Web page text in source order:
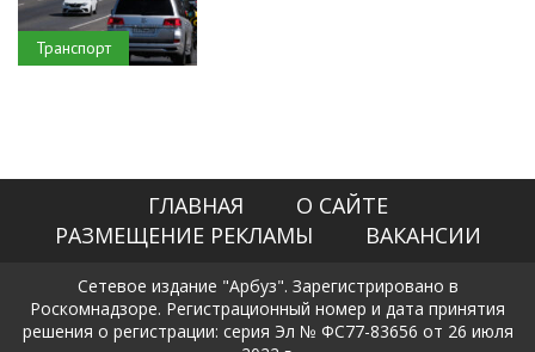
Транспорт
ГЛАВНАЯ
О САЙТЕ
РАЗМЕЩЕНИЕ РЕКЛАМЫ
ВАКАНСИИ
Сетевое издание "Арбуз". Зарегистрировано в
Роскомнадзоре. Регистрационный номер и дата принятия
решения о регистрации: серия Эл № ФС77-83656 от 26 июля